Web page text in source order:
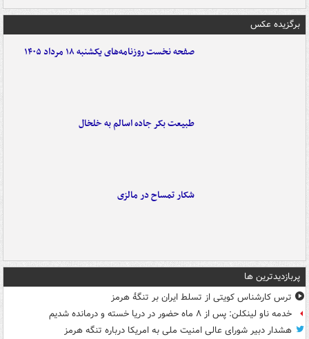
برگزیده عکس
صفحه نخست روزنامه‌های یکشنبه ۱۸ مرداد ۱۴۰۵
طبیعت بکر جاده اسالم به خلخال
شکار تمساح در مالزی
پربازدیدترین ها
ترس کارشناس کویتی از تسلط ایران بر تنگۀ هرمز
خدمه ناو لینکلن: پس از ۸ ماه حضور در دریا خسته و درمانده‌ شدیم
هشدار دبیر شورای عالی امنیت ملی به امریکا درباره تنگه هرمز